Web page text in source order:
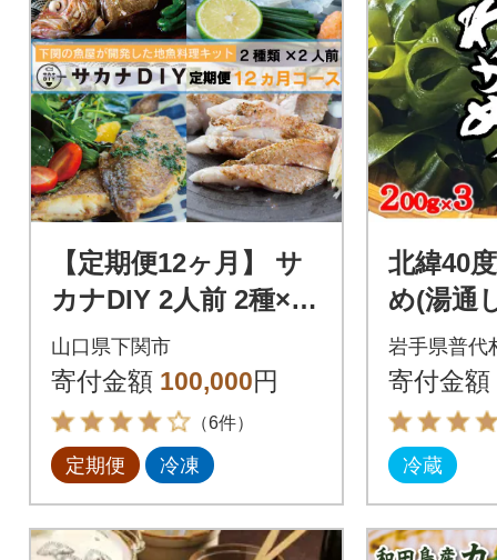
【定期便12ヶ月】 サ
カナDIY 2人前 2種×12
ヶ月 冷凍 真空 鮮魚
魚料理キット CX208
山口県下関市
寄付金額 100,000円
（6件）
定期便 冷凍
北緯40
め(湯通
200g×3
岩手県普代
寄付金額
冷蔵